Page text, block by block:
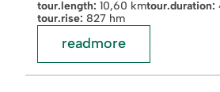
tour.length: 10,60 kmtour.duration:
tour.rise: 827 hm
readmore
readmore: